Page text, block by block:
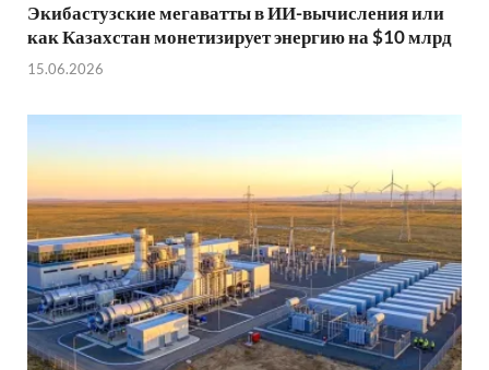
Экибастузские мегаватты в ИИ-вычисления или
как Казахстан монетизирует энергию на $10 млрд
15.06.2026